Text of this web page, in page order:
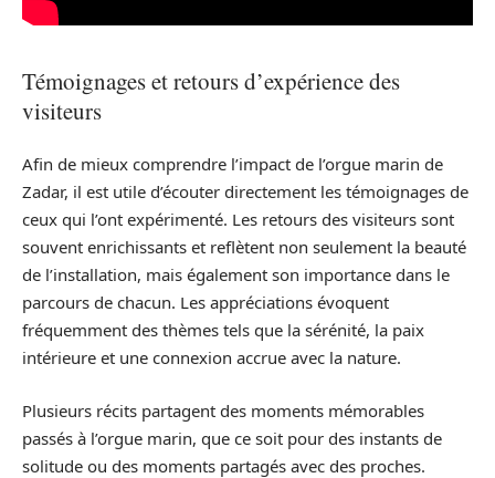
Témoignages et retours d’expérience des
visiteurs
Afin de mieux comprendre l’impact de l’orgue marin de
Zadar, il est utile d’écouter directement les témoignages de
ceux qui l’ont expérimenté. Les retours des visiteurs sont
souvent enrichissants et reflètent non seulement la beauté
de l’installation, mais également son importance dans le
parcours de chacun. Les appréciations évoquent
fréquemment des thèmes tels que la sérénité, la paix
intérieure et une connexion accrue avec la nature.
Plusieurs récits partagent des moments mémorables
passés à l’orgue marin, que ce soit pour des instants de
solitude ou des moments partagés avec des proches.